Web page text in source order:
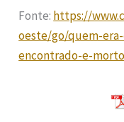
Fonte: https://
oeste/go/quem-
encontrado-e-